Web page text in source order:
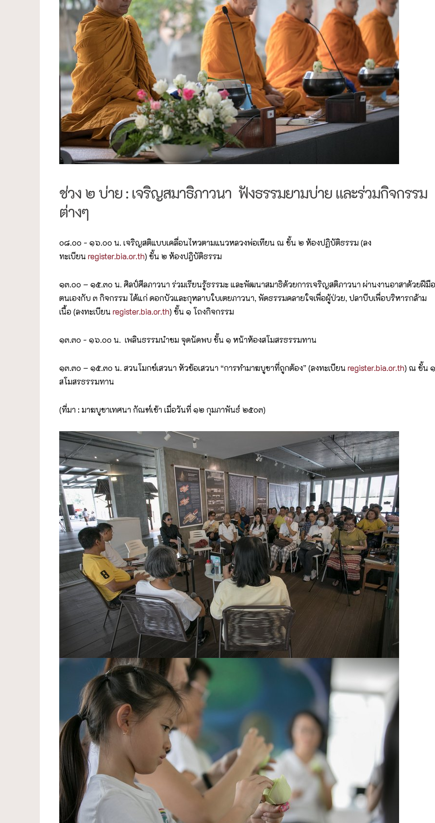
ช่วง ๒ บ่าย : เจริญสมาธิภาวนา ฟังธรรมยามบ่าย และร่วมกิจกรรม
ต่างๆ
๐๘.๐๐ - ๑๖.๐๐ น. เจริญสติแบบเคลื่อนไหวตามแนวหลวงพ่อเทียน ณ ชั้น ๒ ห้องปฏิบัติธรรม (ลง
ทะเบียน register.bia.or.th) ชั้น ๒ ห้องปฎิบัติธรรม
๑๓.๐๐ – ๑๕.๓๐ น. ศิลป์ศีลภาวนา ร่วมเรียนรู้ธรรมะ และพัฒนาสมาธิด้วยการเจริญสติภาวนา ผ่านงานอาสาด้วยฝีมือ
ตนเองกับ ๓ กิจกรรม ได้แก่ ดอกบัวและกุหลาบใบเตยภาวนา, พัดธรรมคลายใจเพื่อผู้ป่วย, ปลาบีบเพื่อบริหารกล้าม
เนื้อ (ลงทะเบียน register.bia.or.th) ชั้น ๑ โถงกิจกรรม
๑๓.๓๐ - ๑๖.๐๐ น. เพลินธรรมนำชม จุดนัดพบ ชั้น ๑ หน้าห้องสโมสรธรรมทาน
๑๓.๓๐ – ๑๕.๓๐ น. สวนโมกข์เสวนา หัวข้อเสวนา “การทำมาฆบูชาที่ถูกต้อง” (ลงทะเบียน register.bia.or.th) ณ ชั้น ๑
สโมสรธรรมทาน
(ที่มา : มาฆบูชาเทศนา กัณฑ์เช้า เมื่อวันที่ ๑๒ กุมภาพันธ์ ๒๕๐๓)